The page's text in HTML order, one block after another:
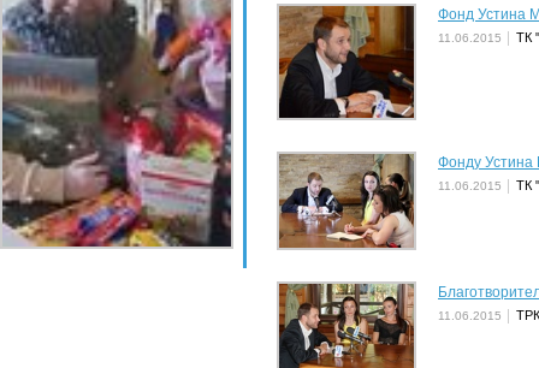
Фонд Устина
11.06.2015 ТК
Фонду Устина
11.06.2015 ТК
11.06.2015